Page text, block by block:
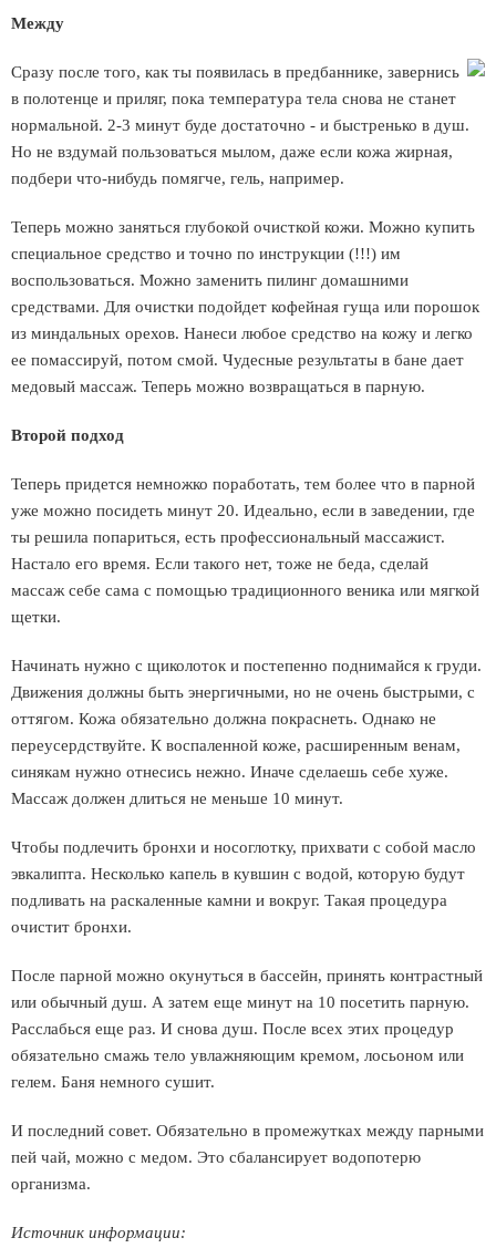
Между
Сразу после того, как ты появилась в предбаннике, завернись
в полотенце и приляг, пока температура тела снова не станет
нормальной. 2-3 минут буде достаточно - и быстренько в душ.
Но не вздумай пользоваться мылом, даже если кожа жирная,
подбери что-нибудь помягче, гель, например.
Теперь можно заняться глубокой очисткой кожи. Можно купить
специальное средство и точно по инструкции (!!!) им
воспользоваться. Можно заменить пилинг домашними
средствами. Для очистки подойдет кофейная гуща или порошок
из миндальных орехов. Нанеси любое средство на кожу и легко
ее помассируй, потом смой. Чудесные результаты в бане дает
медовый массаж. Теперь можно возвращаться в парную.
Второй подход
Теперь придется немножко поработать, тем более что в парной
уже можно посидеть минут 20. Идеально, если в заведении, где
ты решила попариться, есть профессиональный массажист.
Настало его время. Если такого нет, тоже не беда, сделай
массаж себе сама с помощью традиционного веника или мягкой
щетки.
Начинать нужно с щиколоток и постепенно поднимайся к груди.
Движения должны быть энергичными, но не очень быстрыми, с
оттягом. Кожа обязательно должна покраснеть. Однако не
переусердствуйте. К воспаленной коже, расширенным венам,
синякам нужно отнесись нежно. Иначе сделаешь себе хуже.
Массаж должен длиться не меньше 10 минут.
Чтобы подлечить бронхи и носоглотку, прихвати с собой масло
эвкалипта. Несколько капель в кувшин с водой, которую будут
подливать на раскаленные камни и вокруг. Такая процедура
очистит бронхи.
После парной можно окунуться в бассейн, принять контрастный
или обычный душ. А затем еще минут на 10 посетить парную.
Расслабься еще раз. И снова душ. После всех этих процедур
обязательно смажь тело увлажняющим кремом, лосьоном или
гелем. Баня немного сушит.
И последний совет. Обязательно в промежутках между парными
пей чай, можно с медом. Это сбалансирует водопотерю
организма.
Источник информации: